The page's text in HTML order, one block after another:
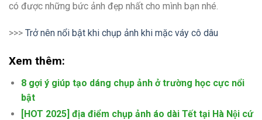
có được những bức ảnh đẹp nhất cho mình bạn nhé.
>>> Trở nên nổi bật khi chụp ảnh khi mặc váy cô dâu
Xem thêm:
8 gợi ý giúp tạo dáng chụp ảnh ở trường học cực nổi
bật
[HOT 2025] địa điểm chụp ảnh áo dài Tết tại Hà Nội cứ